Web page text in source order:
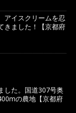
アイスクリームを忍
きました！【京都府
した。国道307号奥
の農地【京都府